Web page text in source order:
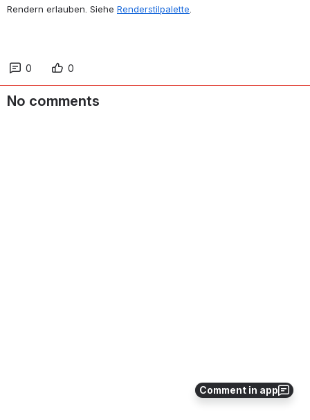
Comment in app
Rendern erlauben. Siehe Renderstilpalette
0 0
No comments